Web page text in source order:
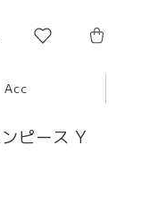
Acc
ピース Y